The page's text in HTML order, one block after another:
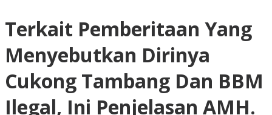
Terkait Pemberitaan Yang
Menyebutkan Dirinya
Cukong Tambang Dan BBM
Ilegal, Ini Penjelasan AMH.